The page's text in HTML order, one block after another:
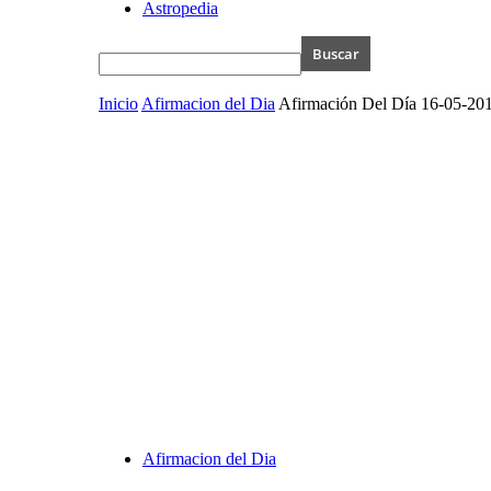
Astropedia
Inicio Afirmacion del Dia Afirmación Del Día 16-05-
Afirmacion del Dia